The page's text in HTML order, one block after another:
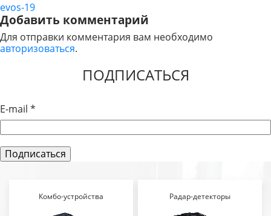
НАВИГАЦИЯ
ПО
ЗАПИСЯМ
evos-19
Добавить комментарий
Для отправки комментария вам необходимо
авторизоваться.
ПОДПИСАТЬСЯ
E-mail *
Комбо-устройства Радар-детекторы